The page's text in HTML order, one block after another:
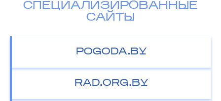
СПЕЦИАЛИЗИРОВАННЫЕ
САЙТЫ
POGODA.BY
RAD.ORG.BY